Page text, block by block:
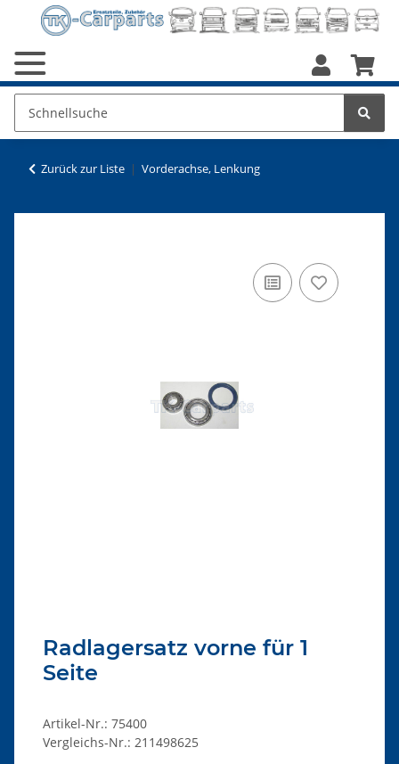
Zurück zur Liste Vorderachse, Lenkung
Radlagersatz vorne für 1
Seite
Artikel-Nr.: 75400
Vergleichs-Nr.: 211498625